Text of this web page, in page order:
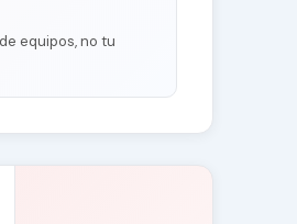
equipos, no tu